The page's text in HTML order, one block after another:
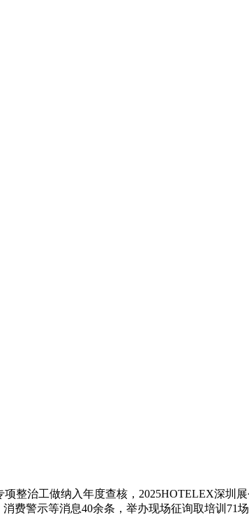
治工做纳入年度查核，2025HOTELEX深圳
费警示等消息40余条，举办现场征询取培训71